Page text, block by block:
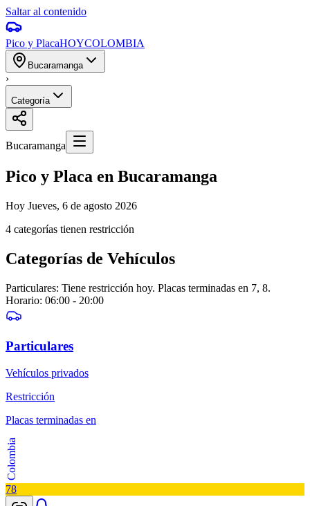
Saltar al contenido
Pico y PlacaHOYCOLOMBIA
Bucaramanga
›
Categoría
Bucaramanga
Pico y Placa en Bucaramanga
Hoy Jueves, 6 de agosto 2026
4 categorías tienen restricción
Categorías de Vehículos
Particulares: Tiene restricción hoy. Placas terminadas en 7, 8.
Horario: 06:00 - 20:00
Particulares
Vehículos privados
Restricción
Placas terminadas en
Colombia
78